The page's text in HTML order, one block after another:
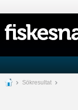
Sökresultat